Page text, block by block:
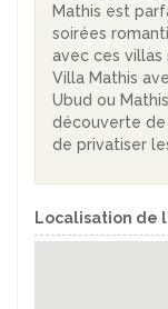
Mathis est
soirées
avec ces villas
Villa Mathis
Ubud ou
découverte de
de privatiser
Localisation de